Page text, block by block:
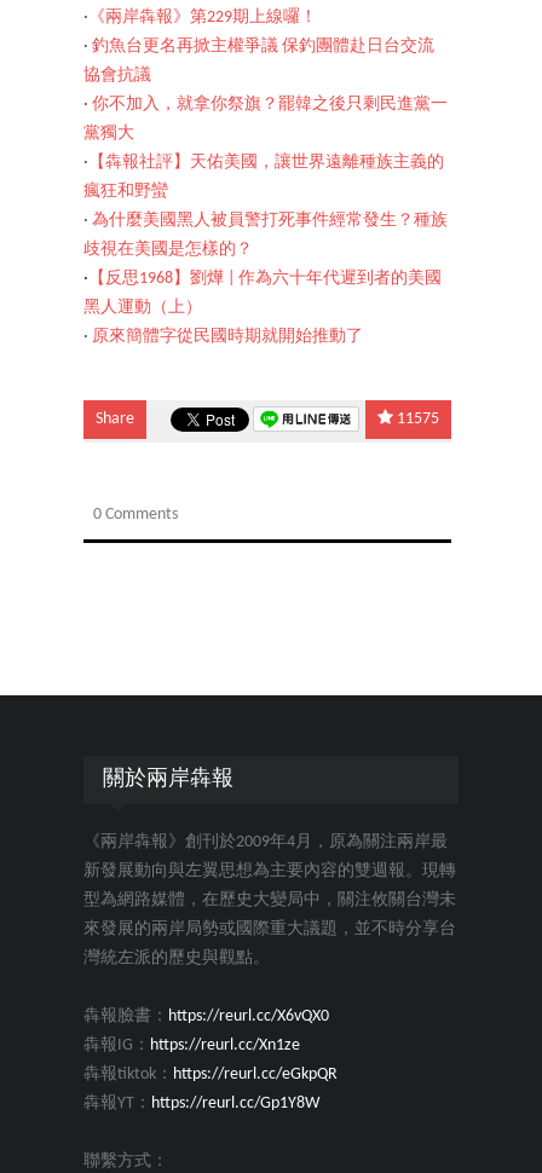
‧ 《兩岸犇報》第229期上線囉！
‧ 釣魚台更名再掀主權爭議 保釣團體赴日台交流
協會抗議
‧ 你不加入，就拿你祭旗？罷韓之後只剩民進黨一
黨獨大
‧ 【犇報社評】天佑美國，讓世界遠離種族主義的
瘋狂和野蠻
‧ 為什麼美國黑人被員警打死事件經常發生？種族
歧視在美國是怎樣的？
‧ 【反思1968】劉燁 | 作為六十年代遲到者的美國
黑人運動（上）
‧ 原來簡體字從民國時期就開始推動了
Share 11575
0 Comments
關於兩岸犇報
《兩岸犇報》創刊於2009年4月，原為關注兩岸最
新發展動向與左翼思想為主要內容的雙週報。現轉
型為網路媒體，在歷史大變局中，關注攸關台灣未
來發展的兩岸局勢或國際重大議題，並不時分享台
灣統左派的歷史與觀點。
犇報臉書： https://reurl.cc/X6vQX0
犇報IG： https://reurl.cc/Xn1ze
犇報tiktok： https://reurl.cc/eGkpQR
犇報YT： https://reurl.cc/Gp1Y8W
聯繫方式：